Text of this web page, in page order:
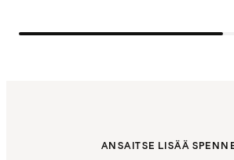
ANSAITSE LISÄÄ